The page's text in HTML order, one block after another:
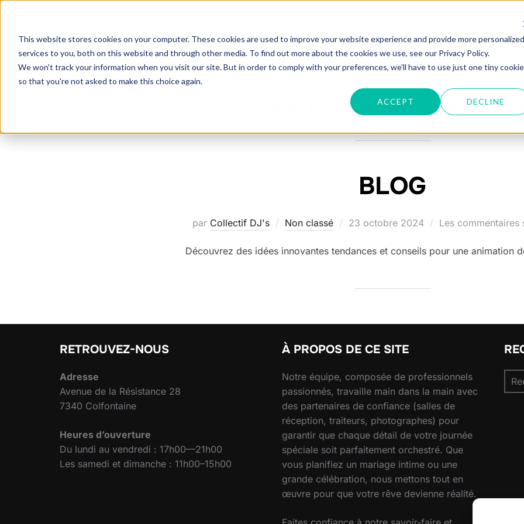
This website stores cookies on your computer. These cookies are used to improve your website experience and provide more personalized
services to you, both on this website and through other media. To find out more about the cookies we use, see our Privacy Policy.
We won't track your information when you visit our site. But in order to comply with your preferences, we'll have to use just one tiny cookie
so that you're not asked to make this choice again.
ACCEPT DECLINE
contenu
RENDEZ-
Sonorisation
BLOG
par Collectif DJ's Non classé
Publié
23 octobre 2024 Les commentaires
Découvrez des idées innovantes tendances et conseils pour une animation
RETROUVEZ-NOUS
Adresse
Avenue de la Résistance 28
7340 Colfontaine
Heures d’ouverture
Du lundi au vendredi : 17h00—21h00
Les samedi et dimanche : 11h00–15h00
À PROPOS DE CE SITE
Notre équipe, composée de professionnels
passionnés, travaille main dans la main avec
des partenaires de confiance (salles de
réception, traiteurs, photographes) pour
garantir que chaque détail de votre journée
spéciale soit parfaitement orchestré. Que
vous planifiez un mariage intime ou une
grande célébration, nous mettons tout en
œuvre pour que votre rêve devienne réalité.